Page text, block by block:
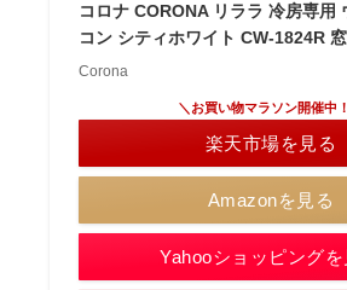
コロナ CORONA リララ 冷房専用
コン シティホワイト CW-1824R
Corona
Amazonを見る
＼お買い物マラソン開催中
楽天市場を見る
Yahooショッピングを